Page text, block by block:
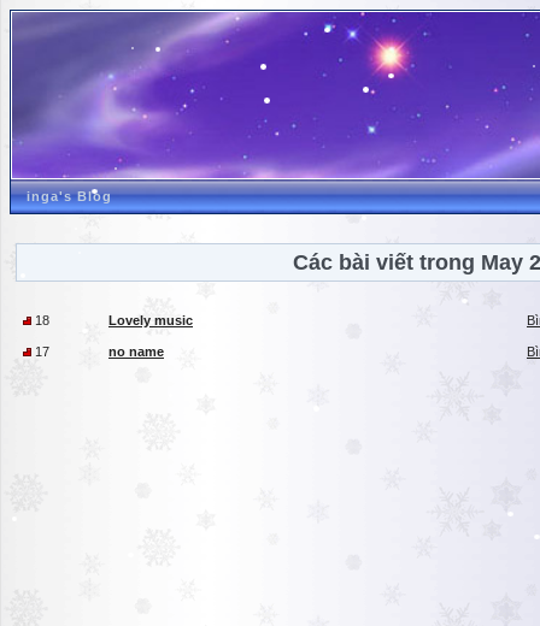
inga's Blog
Các bài viết trong May
18 Lovely music
17 no name